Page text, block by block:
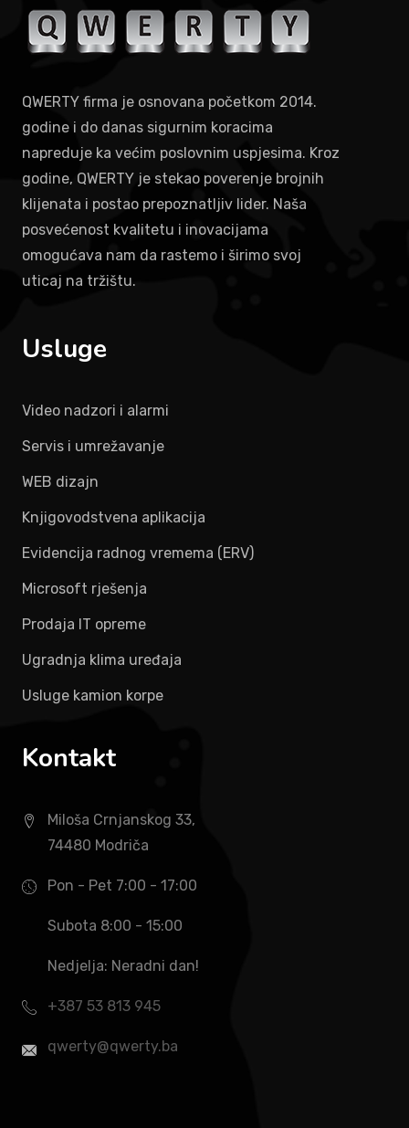
QWERTY firma je osnovana početkom 2014.
godine i do danas sigurnim koracima
napreduje ka većim poslovnim uspjesima. Kroz
godine, QWERTY je stekao poverenje brojnih
klijenata i postao prepoznatljiv lider. Naša
posvećenost kvalitetu i inovacijama
omogućava nam da rastemo i širimo svoj
uticaj na tržištu.
Usluge
Video nadzori i alarmi
Servis i umrežavanje
WEB dizajn
Knjigovodstvena aplikacija
Evidencija radnog vremema (ERV)
Microsoft rješenja
Prodaja IT opreme
Ugradnja klima uređaja
Usluge kamion korpe
Kontakt
Miloša Crnjanskog 33,
74480 Modriča
Pon - Pet 7:00 - 17:00
Subota 8:00 - 15:00
Nedjelja: Neradni dan!
+387 53 813 945
qwerty@qwerty.ba